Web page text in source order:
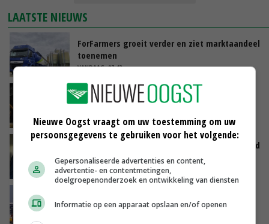
LAATSTE NIEUWS
ForFarmers groeit verder en ziet marktaandeel
toenemen
VANDAAG, 07:43
Zalmkweker wil ‘standaard neerzetten die als
voorbeeld kan dienen voor sector’
VANDAAG, 06:21
Jan Vernooij stopt bij Vee&Logistiek Nederland
VANDAAG, 06:00
vanwege zebrachipbacterie
Nieuwe Oogst vraagt om uw toestemming om uw
persoonsgegevens te gebruiken voor het volgende:
Gepersonaliseerde advertenties en content,
advertentie- en contentmetingen,
doelgroepenonderzoek en ontwikkeling van diensten
Informatie op een apparaat opslaan en/of openen